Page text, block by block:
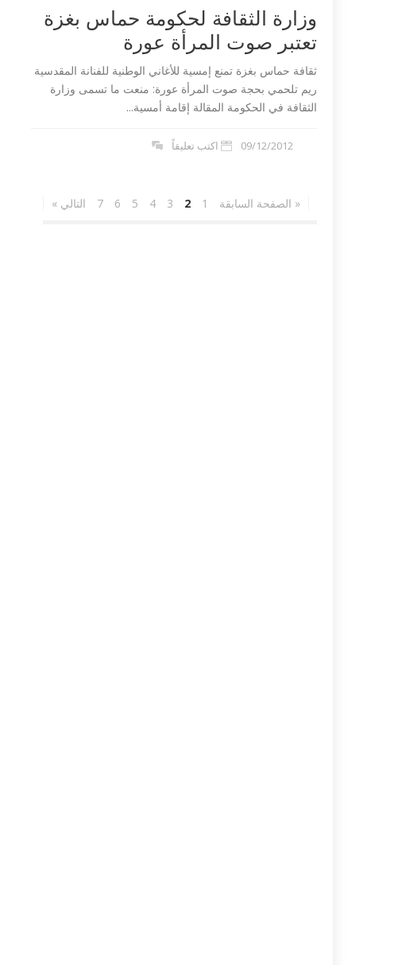
وزارة الثقافة لحكومة حماس بغزة
تعتبر صوت المرأة عورة
ثقافة حماس بغزة تمنع إمسية للأغاني الوطنية للفنانة المقدسية
ريم تلحمي بحجة صوت المرأة عورة: منعت ما تسمى وزارة
الثقافة في الحكومة المقالة إقامة أمسية...
09/12/2012 اكتب تعليقاً
« الصفحة السابقة 1
2
3
4
5
6
7 التالي »